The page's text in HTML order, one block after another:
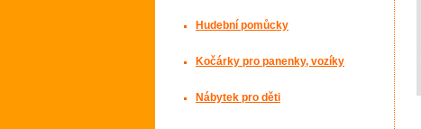
Hudební pomůcky
Kočárky pro panenky, vozíky
Nábytek pro děti